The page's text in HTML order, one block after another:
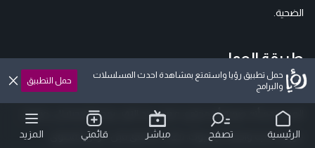
الضحية.
طريقة العمل
تبدأ الحملة برسالة تبدو من جهة اتصال مألوفة، تحتوي على رابط يوهم
المستخدم أنه صورة أو محتوى مهم. عند النقر، يوجه الضحية إلى صفحة
مزيفة تشبه واجهة فيسبوك، تطلب التحقق قبل عرض المحتوى.
حمل تطبيق رؤيا واستمتع بمشاهدة احدث المسلسلات
والبرامج
حمل التطبيق
الرئيسية تصفح مباشر قائمتي المزيد